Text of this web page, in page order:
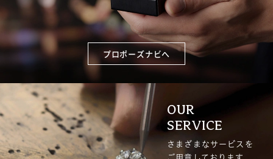
プロポーズナビへ
OUR
SERVICE
さまざまなサービスを